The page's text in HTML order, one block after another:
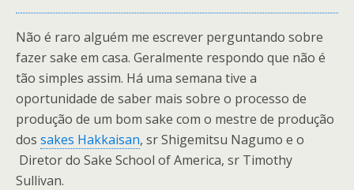
Não é raro alguém me escrever perguntando sobre
fazer sake em casa. Geralmente respondo que não é
tão simples assim. Há uma semana tive a
oportunidade de saber mais sobre o processo de
produção de um bom sake com o mestre de produção
dos sakes Hakkaisan, sr Shigemitsu Nagumo e o
Diretor do Sake School of America, sr Timothy
Sullivan.